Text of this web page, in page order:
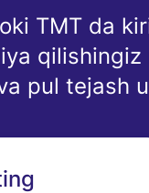
TMT da
qilishingiz
pul tejash